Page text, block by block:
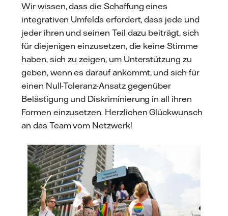
Wir wissen, dass die Schaffung eines
integrativen Umfelds erfordert, dass jede und
jeder ihren und seinen Teil dazu beiträgt, sich
für diejenigen einzusetzen, die keine Stimme
haben, sich zu zeigen, um Unterstützung zu
geben, wenn es darauf ankommt, und sich für
einen Null-Toleranz-Ansatz gegenüber
Belästigung und Diskriminierung in all ihren
Formen einzusetzen. Herzlichen Glückwunsch
an das Team vom Netzwerk!